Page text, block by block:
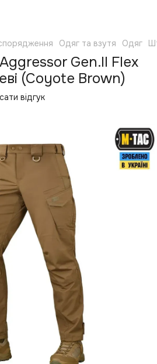
Одяг та взутя Одяг
Gen.II Flex
(Coyote Brown)
відгук